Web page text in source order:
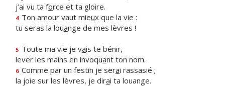
j’ai vu ta force et ta gloire.
4 Ton amour vaut mieux que la vie :
tu seras la louange de mes lèvres !
5 Toute ma vie je vais te bénir,
lever les mains en invoquant ton nom.
6 Comme par un festin je serai rassasié ;
la joie sur les lèvres, je dirai ta louange.